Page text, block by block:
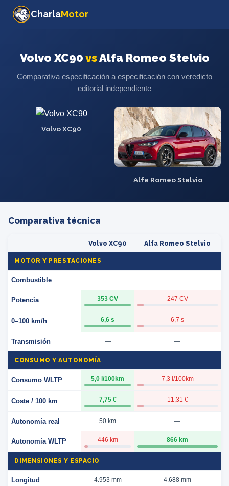
CharlaMotor
Volvo XC90vsAlfa Romeo Stelvio
Comparativa especificación a especificación con veredicto
editorial independiente
Volvo XC90
Alfa Romeo Stelvio
Comparativa técnica
Volvo XC90 Alfa Romeo Stelvio
MOTOR Y PRESTACIONES
Combustible — —
Potencia 353 CV 247 CV
0–100 km/h 6,6 s 6,7 s
Transmisión — —
CONSUMO Y AUTONOMÍA
Consumo WLTP 5,0 l/100km 7,3 l/100km
Coste / 100 km 7,75 € 11,31 €
Autonomía real 50 km —
Autonomía WLTP 446 km 866 km
DIMENSIONES Y ESPACIO
Longitud 4.953 mm 4.688 mm